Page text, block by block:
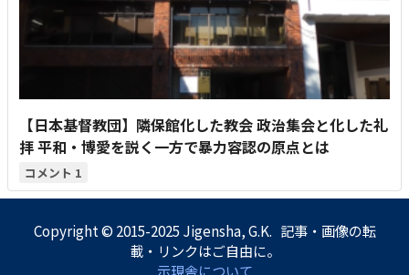
【日本基督教団】隣保館化した教会 政治集会と化した礼
拝 平和・博愛を説く一方で暴力容認の原点とは
1
Copyright © 2015-2025 Jigensha, G.K. 記事・画像の転
載・リンクはご自由に。
示現舎について